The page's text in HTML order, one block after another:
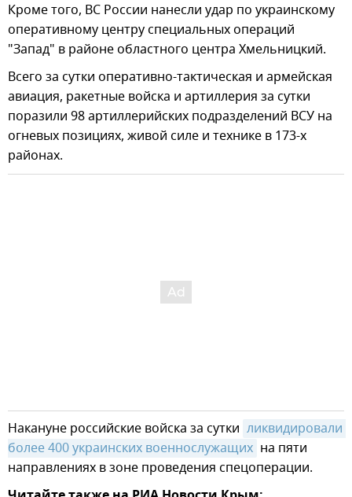
Кроме того, ВС России нанесли удар по украинскому
оперативному центру специальных операций
"Запад" в районе областного центра Хмельницкий.
Всего за сутки оперативно-тактическая и армейская
авиация, ракетные войска и артиллерия за сутки
поразили 98 артиллерийских подразделений ВСУ на
огневых позициях, живой силе и технике в 173-х
районах.
Накануне российские войска за сутки ликвидировали
более 400 украинских военнослужащих на пяти
направлениях в зоне проведения спецоперации.